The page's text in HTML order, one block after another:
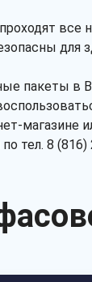
все
для
пакеты в
магазине
тел. 8 (816)